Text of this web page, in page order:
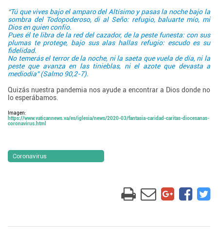
“Tú que vives bajo el amparo del Altísimo y pasas la noche bajo la
sombra del Todopoderoso, di al Seño: refugio, baluarte mío, mi
Dios en quien confío.
Pues él te libra de la red del cazador, de la peste funesta: con sus
plumas te protege, bajo sus alas hallas refugio: escudo es su
fidelidad.
No temerás el terror de la noche, ni la saeta que vuela de día, ni la
peste que avanza en las tinieblas, ni el azote que devasta a
mediodía” (Salmo 90,2-7).
Quizás nuestra pandemia nos ayude a encontrar a Dios donde no
lo esperábamos.
Imagen:
https://www.vaticannews.va/es/iglesia/news/2020-03/fantasia-caridad-caritas-diocesanas-
coronavirus.html
Coronavirus